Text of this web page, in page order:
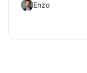
Enzo